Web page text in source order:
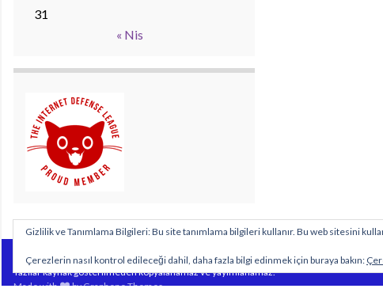
31
« Nis
Sitemizde yayımlanan özgün içeriklerin tüm hakları https://www.biyolojidersim.com
Yazılar kaynak gösterilmeden kopyalanamaz ve yayımlanamaz.
Made with
byGraphene Themes.
Gizlilik ve Tanımlama Bilgileri: Bu site tanımlama bilgileri kullanır. Bu web sitesini
Çerezlerin nasıl kontrol edileceği dahil, daha fazla bilgi edinmek için buraya bakın: